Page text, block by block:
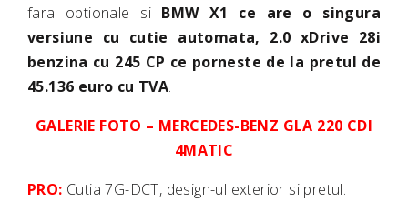
fara optionale siBMW X1 ce are o singura
versiune cu cutie automata, 2.0 xDrive 28i
benzina cu 245 CP ce porneste de la pretul de
45.136 euro cu TVA.
GALERIE FOTO – MERCEDES-BENZ GLA 220 CDI
4MATIC
PRO: Cutia 7G-DCT, design-ul exterior si pretul.